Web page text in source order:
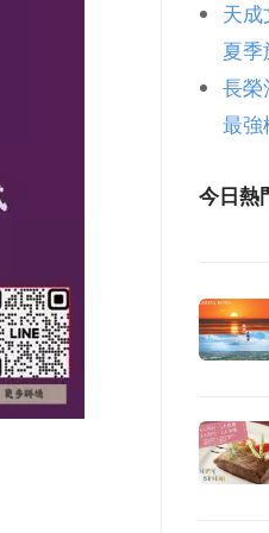
天
夏
長
最強
今日熱